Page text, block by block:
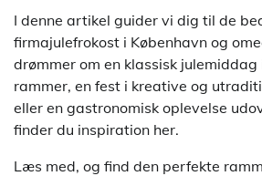
I denne artikel guider vi dig til de
firmajulefrokost i København og
drømmer om en klassisk
rammer, en fest i kreative og
eller en gastronomisk oplevelse
finder du inspiration her.
Læs med, og find den perfekte